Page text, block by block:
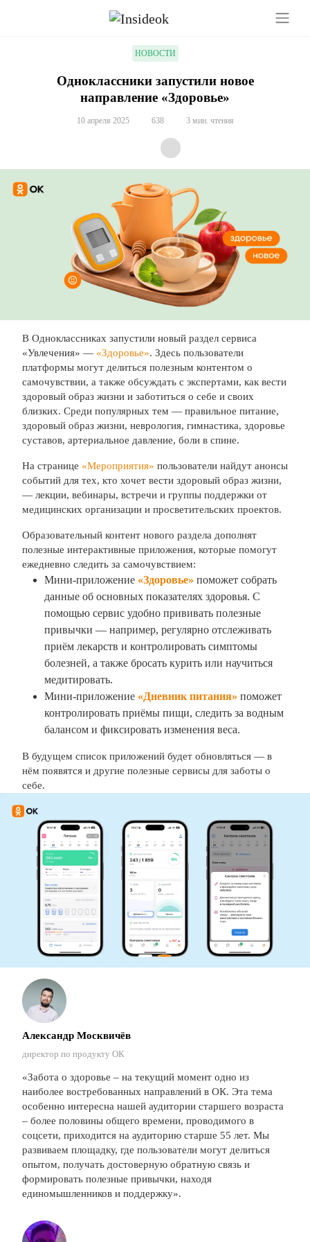
НОВОСТИ
Одноклассники запустили новое
направление «Здоровье»
10 апреля 2025 638 3 мин. чтения
В Одноклассниках запустили новый раздел сервиса
«Увлечения» — «Здоровье». Здесь пользователи
платформы могут делиться полезным контентом о
самочувствии, а также обсуждать с экспертами, как вести
здоровый образ жизни и заботиться о себе и своих
близких. Среди популярных тем — правильное питание,
здоровый образ жизни, неврология, гимнастика, здоровье
суставов, артериальное давление, боли в спине.
На странице «Мероприятия» пользователи найдут анонсы
событий для тех, кто хочет вести здоровый образ жизни,
— лекции, вебинары, встречи и группы поддержки от
медицинских организации и просветительских проектов.
Образовательный контент нового раздела дополнят
полезные интерактивные приложения, которые помогут
ежедневно следить за самочувствием:
Мини-приложение «Здоровье» поможет собрать
данные об основных показателях здоровья. С
помощью сервис удобно прививать полезные
привычки — например, регулярно отслеживать
приём лекарств и контролировать симптомы
болезней, а также бросать курить или научиться
медитировать.
Мини-приложение «Дневник питания» поможет
контролировать приёмы пищи, следить за водным
балансом и фиксировать изменения веса.
В будущем список приложений будет обновляться — в
нём появятся и другие полезные сервисы для заботы о
себе.
Александр Москвичёв
директор по продукту ОК
«Забота о здоровье – на текущий момент одно из
наиболее востребованных направлений в ОК. Эта тема
особенно интересна нашей аудитории старшего возраста
– более половины общего времени, проводимого в
соцсети, приходится на аудиторию старше 55 лет. Мы
развиваем площадку, где пользователи могут делиться
опытом, получать достоверную обратную связь и
формировать полезные привычки, находя
единомышленников и поддержку».